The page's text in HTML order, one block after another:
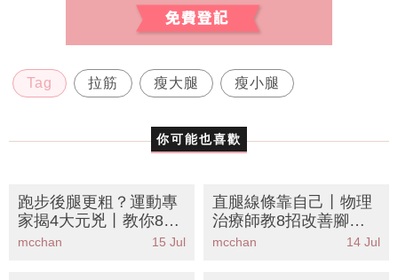
Tag 拉筋 瘦大腿 瘦小腿
你可能也喜歡
跑步後腿更粗？運動專
家揭4大元兇丨教你8個
正確拉筋動作+補水時
mcchan 15 Jul
直腿線條靠自己丨物理
治療師教8招改善腳踝
活動度 告別蘿蔔腿假胯
mcchan 14 Jul